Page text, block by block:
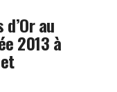
au
2013 à